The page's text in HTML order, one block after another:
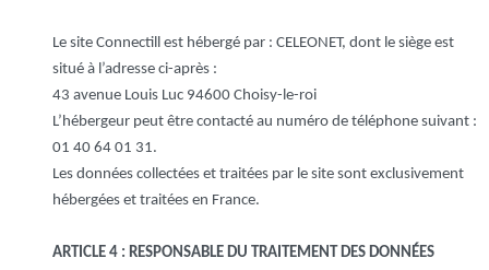
Le site Connectill est hébergé par : CELEONET, dont le siège est
situé à l’adresse ci-après :
43 avenue Louis Luc 94600 Choisy-le-roi
L’hébergeur peut être contacté au numéro de téléphone suivant :
01 40 64 01 31.
Les données collectées et traitées par le site sont exclusivement
hébergées et traitées en France.
ARTICLE 4 : RESPONSABLE DU TRAITEMENT DES DONNÉES